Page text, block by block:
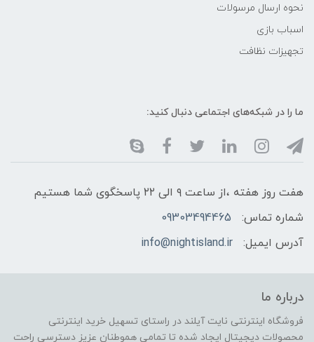
نحوه ارسال مرسولات
اسباب بازی
تجهیزات نظافت
ما را در شبکه‌های اجتماعی دنبال کنید:
هفت روز هفته ،از ساعت ۹ الی ۲۲ پاسخگوی شما هستیم
شماره تماس:
09303494465
آدرس ایمیل:
info@nightisland.ir
درباره ما
فروشگاه اینترنتی نایت آیلند در راستای تسهیل خرید اینترنتی
محصولات دیجیتال ایجاد شده تا تمامی هموطنان عزیز دسترسی راحت